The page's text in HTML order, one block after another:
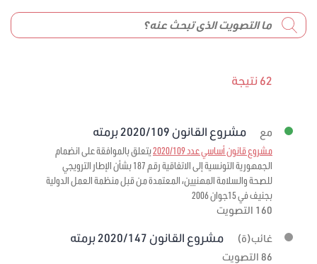
62 نتيجة
مع مشروع القانون 2020/109 برمته
مشروع قانون أساسي عدد 2020/109
يتعلق بالموافقة على انضمام
الجمهورية التونسية إلى الاتفاقية رقم 187 بشأن الإطار الترويجي
للصحة والسلامة المهنيين، المعتمدة من قبل منظمة العمل الدولية
بجنيف في 15جوان 2006
160 التصويت
غائب(ة) مشروع القانون 2020/147 برمته
86 التصويت